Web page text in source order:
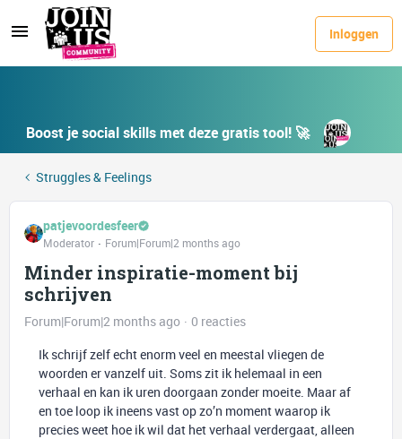
Inloggen
Boost je social skills met deze gratis tool! 🚀
Struggles & Feelings
patjevoordesfeer
Moderator Forum|Forum|2 months ago
Minder inspiratie-moment bij
schrijven
Forum|Forum|2 months ago
0 reacties
Ik schrijf zelf echt enorm veel en meestal vliegen de
woorden er vanzelf uit. Soms zit ik helemaal in een
verhaal en kan ik uren doorgaan zonder moeite. Maar af
en toe loop ik ineens vast op zo’n moment waarop ik
precies weet hoe ik wil dat het verhaal verdergaat, alleen